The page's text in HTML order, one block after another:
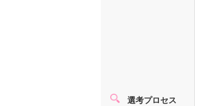
選考プロセス